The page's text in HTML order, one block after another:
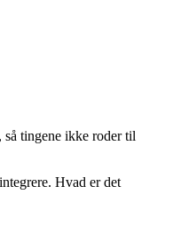
tingene ikke roder til
Hvad er det